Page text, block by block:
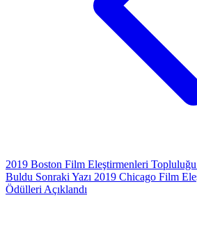
2019 Boston Film Eleştirmenleri
Buldu Sonraki Yazı 2019 Chicago Film
Ödülleri Açıklandı